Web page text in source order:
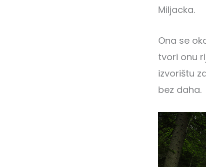
Miljacka.
Ona se
tvori onu
izvorištu
bez daha.